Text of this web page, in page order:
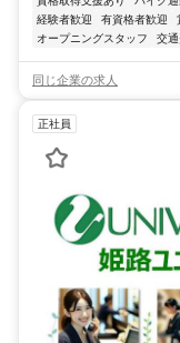
経験者歓迎
有資格者歓迎
オープニングスタッフ
交
同じ企業の求人
正社員